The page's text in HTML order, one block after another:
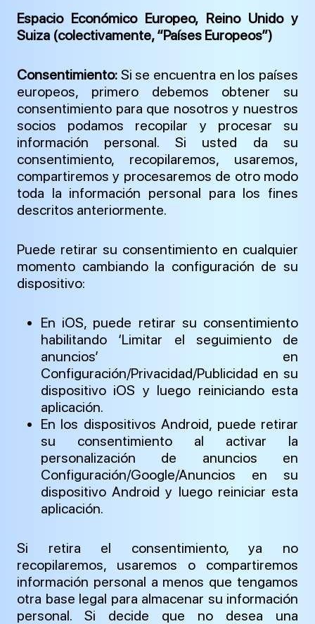
Espacio Económico Europeo, Reino Unido y
Suiza (colectivamente, “Países Europeos”)
Consentimiento: Si se encuentra en los países
europeos, primero debemos obtener su
consentimiento para que nosotros y nuestros
socios podamos recopilar y procesar su
información personal. Si usted da su
consentimiento, recopilaremos, usaremos,
compartiremos y procesaremos de otro modo
toda la información personal para los fines
descritos anteriormente.
Puede retirar su consentimiento en cualquier
momento cambiando la configuración de su
dispositivo:
En iOS, puede retirar su consentimiento
habilitando ‘Limitar el seguimiento de
anuncios’ en
Configuración/Privacidad/Publicidad en su
dispositivo iOS y luego reiniciando esta
aplicación.
En los dispositivos Android, puede retirar
su consentimiento al activar la
personalización de anuncios en
Configuración/Google/Anuncios en su
dispositivo Android y luego reiniciar esta
aplicación.
Si retira el consentimiento, ya no
recopilaremos, usaremos o compartiremos
información personal a menos que tengamos
otra base legal para almacenar su información
personal. Si decide que no desea una